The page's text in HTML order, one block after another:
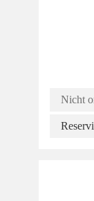
Nicht